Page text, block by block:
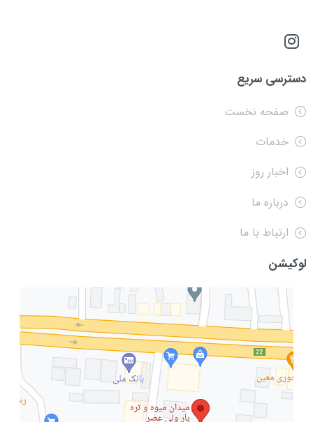
دسترسی سریع
صفحه نخست
خدمات
اخبار روز
درباره ما
ارتباط با ما
لوکیشن